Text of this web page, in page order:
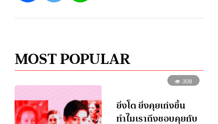
MOST POPULAR
308
ยิ่งโต ยิ่งคุยเก่งขึ้น
ทำไมเราถึงชอบคุยกับ